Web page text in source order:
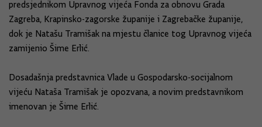
predsjednikom Upravnog vijeća Fonda za obnovu Grada
Zagreba, Krapinsko-zagorske županije i Zagrebačke županije,
dok je Natašu Tramišak na mjestu članice tog Upravnog vijeća
zamijenio Šime Erlić.
Dosadašnja predstavnica Vlade u Gospodarsko-socijalnom
vijeću Nataša Tramišak je opozvana, a novim predstavnikom
imenovan je Šime Erlić.